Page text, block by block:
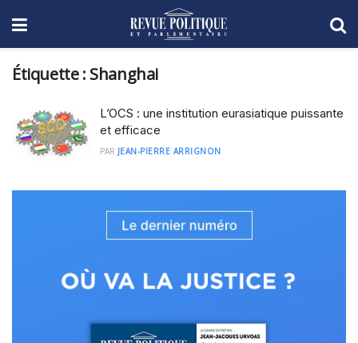
Étiquette : Shanghai
L’OCS : une institution eurasiatique puissante
et efficace
PAR JEAN-PIERRE ARRIGNON